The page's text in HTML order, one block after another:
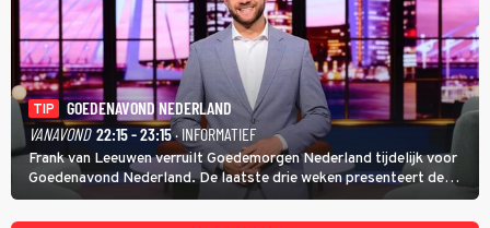
TIP
GOEDENAVOND NEDERLAND
VANAVOND 22:15 - 23:15· INFORMATIEF
Frank van Leeuwen verruilt Goedemorgen Nederland tijdelijk voor
Goedenavond Nederland. De laatste drie weken presenteert de
journalist en De Slimste Mens-winnaar deze avondtalkshow om en
om met Sam Hagens, die er al vanaf het begin bij is.